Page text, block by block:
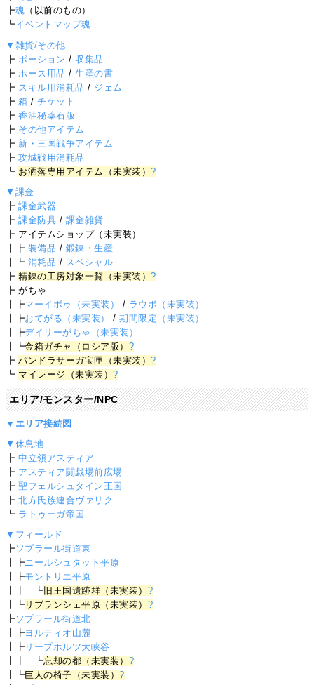
┣魂 （以前のもの）
┗イベントマップ魂
▼雑貨/その他
┣ ポーション / 収集品
┣ ホース用品 /生産の書
┣ スキル用消耗品 / ジェム
┣箱 /チケット
┣香油秘薬石版
┣ その他アイテム
┣ 新・三国戦争アイテム
┣攻城戦用消耗品
┗ お洒落専用アイテム（未実装）?
▼課金
┣課金武器
┣課金防具 / 課金雑貨
┣ アイテムショップ（未実装）
┃┣ 装備品 / 鍛錬・生産
┃┗ 消耗品 / スペシャル
┣精錬の工房対象一覧（未実装）?
┣ がちゃ
┃┣マーイボゥ（未実装） / ラウボ（未実装）
┃┣おてがる（未実装） /期間限定（未実装）
┃┣デイリーがちゃ（未実装）
┃┗金箱ガチャ（ロシア版） ?
┣パンドラサーガ宝匣（未実装）?
┗ マイレージ（未実装）?
エリア/モンスター/NPC
▼エリア接続図
▼休息地
┣中立領アスティア
┣ アスティア闘戯場前広場
┣聖フェルシュタイン王国
┣北方氏族連合ヴァリク
┗ ラトゥーガ帝国
▼フィールド
┣ ソプラール街道東
┃┣ニールシュタット平原
┃┣モントリエ平原
┃┃ ┗ 旧王国遺跡群（未実装） ?
┃┗ リブランシェ平原（未実装） ?
┣ ソプラール街道北
┃┣ヨルティオ山麓
┃┣ リープホルツ大峡谷
┃┃ ┗忘却の都（未実装） ?
┃┗巨人の椅子（未実装）?